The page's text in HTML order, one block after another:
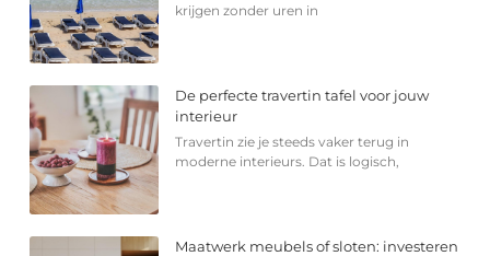
krijgen zonder uren in
De perfecte travertin tafel voor jouw
interieur
Travertin zie je steeds vaker terug in
moderne interieurs. Dat is logisch,
Maatwerk meubels of sloten: investeren